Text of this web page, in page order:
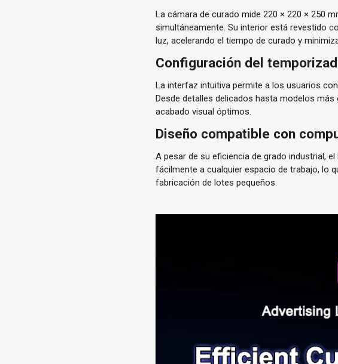
La cámara de curado mide 220 × 220 × 250
simultáneamente. Su interior está revestido
luz, acelerando el tiempo de curado y
Configuración del
La interfaz intuitiva permite a los usuarios
Desde detalles delicados hasta modelos
acabado visual óptimos.
Diseño compatible con
A pesar de su eficiencia de grado industrial,
fácilmente a cualquier espacio de trabajo, lo
fabricación de lotes pequeños.